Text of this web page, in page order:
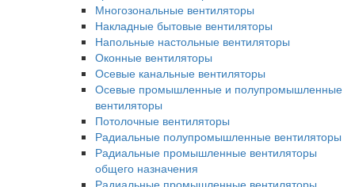
Многозональные вентиляторы
Накладные бытовые вентиляторы
Напольные настольные вентиляторы
Оконные вентиляторы
Осевые канальные вентиляторы
Осевые промышленные и полупромышленные
вентиляторы
Потолочные вентиляторы
Радиальные полупромышленные вентиляторы
Радиальные промышленные вентиляторы
общего назначения